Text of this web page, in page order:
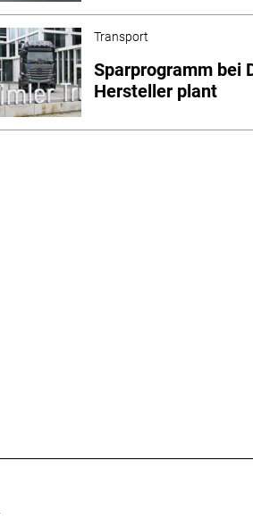
Transport
Sparprogramm bei
Hersteller plant